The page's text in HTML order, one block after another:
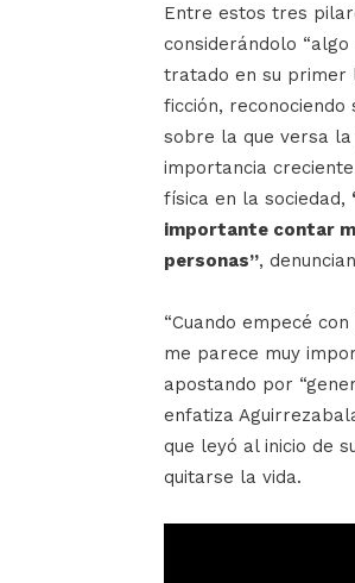
Entre estos tres
considerándolo
tratado en su primer
ficción, reconociendo
sobre la que versa la
importancia
física en la sociedad,
importante contar
personas”,
“Cuando empecé
me parece muy
apostando por
enfatiza
que leyó al inicio de
quitarse la vida.